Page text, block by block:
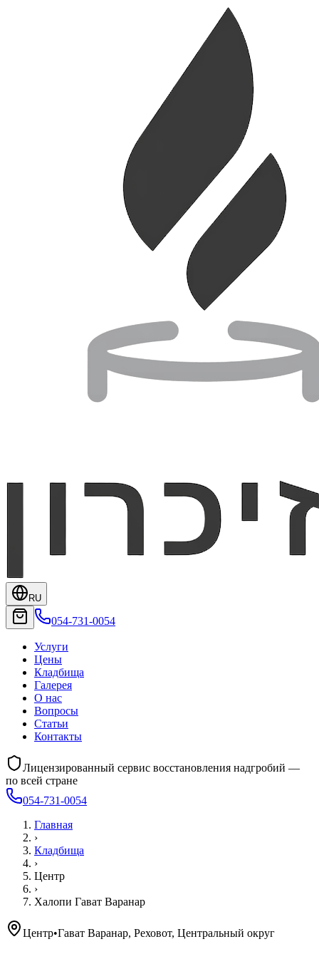
RU
054-731-0054
Услуги
Цены
Кладбища
Галерея
О нас
Вопросы
Статьи
Контакты
Лицензированный сервис восстановления надгробий —
по всей стране
054-731-0054
Главная
›
Кладбища
›
Центр
›
Халопи Гават Варанар
Центр•Гават Варанар, Реховот, Центральный округ